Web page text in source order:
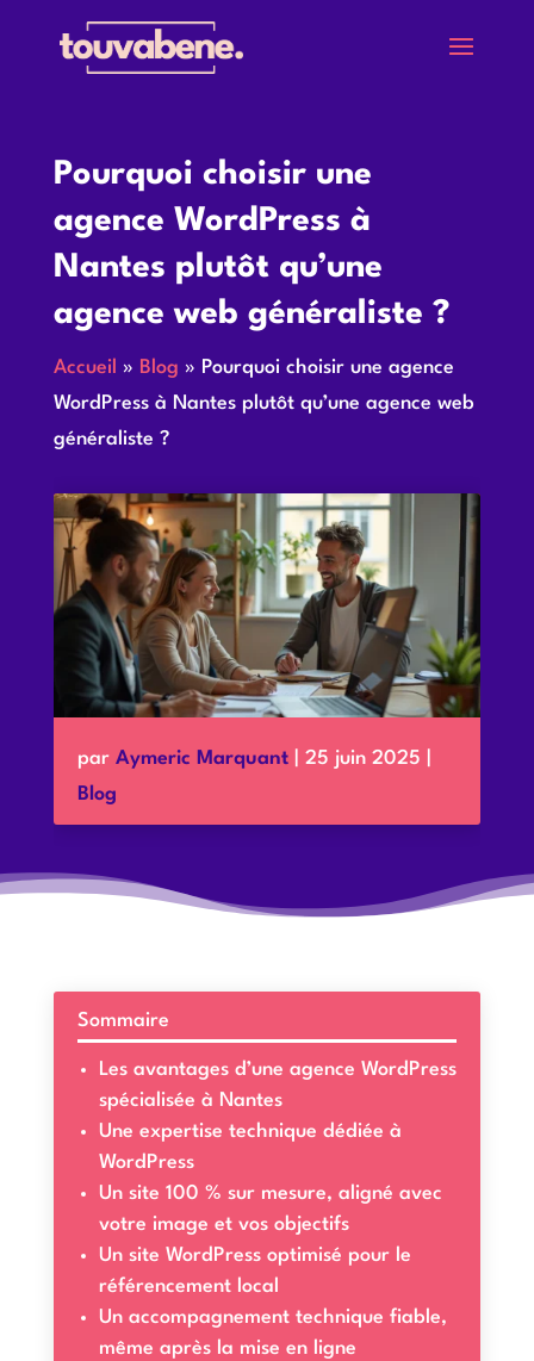
Pourquoi choisir une
agence WordPress à
Nantes plutôt qu’une
agence web généraliste ?
Accueil » Blog » Pourquoi choisir une agence
WordPress à Nantes plutôt qu’une agence web
généraliste ?
par Aymeric Marquant| 25 juin 2025
Blog
Sommaire
Les avantages d’une agence WordPress
spécialisée à Nantes
Une expertise technique dédiée à
WordPress
Un site 100 % sur mesure, aligné avec
votre image et vos objectifs
Un site WordPress optimisé pour le
référencement local
Un accompagnement technique fiable,
même après la mise en ligne